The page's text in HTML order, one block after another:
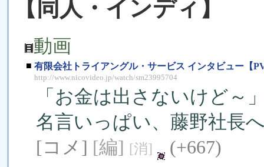
【同人・インディ】
動画
■ 有限会社トライアングル・サービス インタビュー【
http://www.nicovideo.jp/watch/sm23995704
「お金は出さないけど～
名言いっぱい、藤野社長
[コメ] [編] [消] (+667)